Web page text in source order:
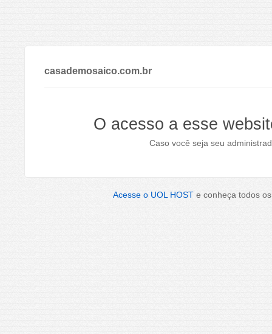
casademosaico.com.br
O acesso a esse
Caso você seja seu
Acesse o UOL HOST e conheça todos